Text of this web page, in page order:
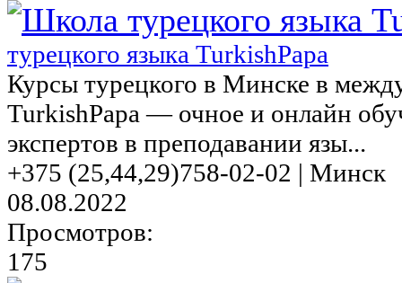
турецкого языка TurkishPapa
Курсы турецкого в Минске в
TurkishPapa — очное и онлайн
экспертов в преподавании язы...
+375 (25,44,29)758-02-02 | Минск
08.08.2022
Просмотров:
175